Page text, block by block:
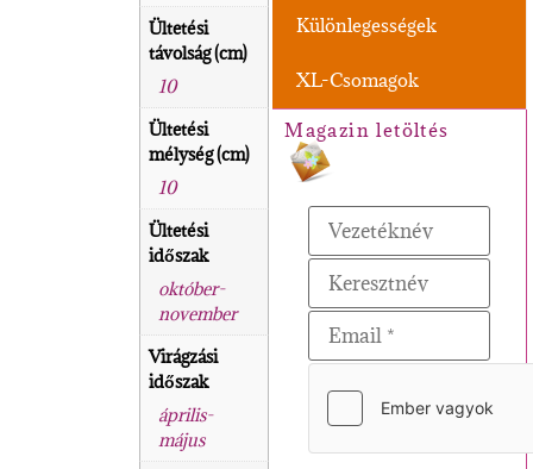
Különlegességek
XL-Csomagok
Magazin letöltés
Ültetési
távolság (cm)
10
Ültetési
mélység (cm)
10
Ültetési
időszak
október-
november
Virágzási
időszak
április-
május